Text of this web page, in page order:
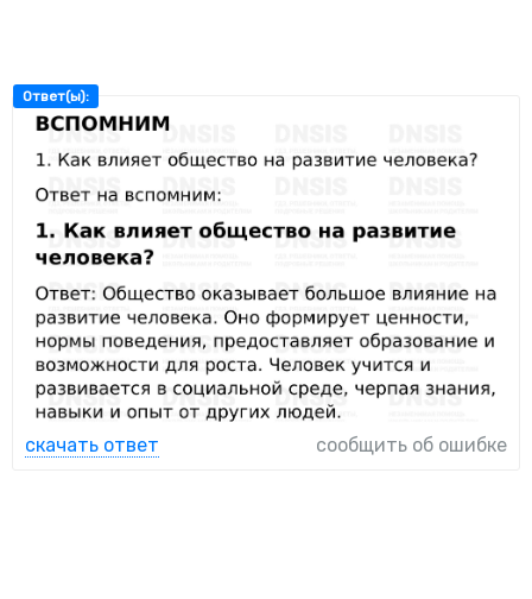
Ответ(ы):
скачать ответ сообщить об ошибке